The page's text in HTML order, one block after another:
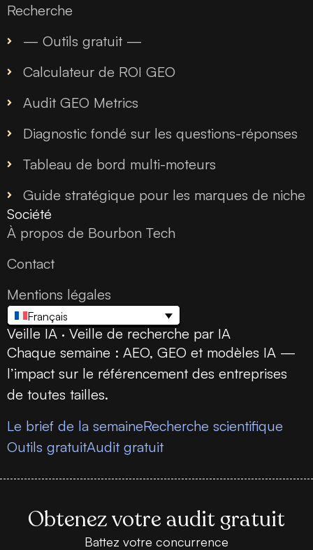
Recherche
— Outils gratuit —
Calculateur de ROI GEO
Audit GEO Metrics
Diagnostic fondé sur les questions-réponses
Tableau de bord multi-moteurs
Guide stratégique pour les marques de niche
Société
À propos de Bourbon Tech
Contact
Mentions légales
Français
Veille IA · Veille de recherche par IA
Chaque semaine : AEO, GEO et modèles IA —
l’impact sur le référencement des entreprises
de toutes tailles.
Le brief de la semaineRecherche scientifique
Outils gratuitAudit gratuit
Obtenez votre audit gratuit
Battez votre concurrence